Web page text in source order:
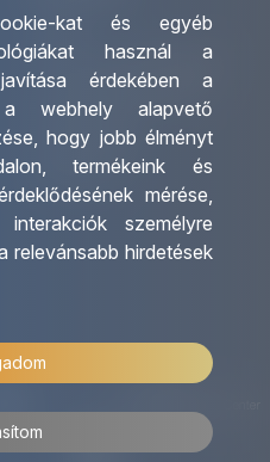
kat és egyéb
használ a
érdekében a
a webhely alapvető
, hogy jobb élményt
,termékeink és
mérése,
személyre
relevánsabb hirdetések
Irodáink
Utazásszervező partnereink
Viszonteladó Partnereink
Partnereinknek
Utazási kérdőív
Impresszum